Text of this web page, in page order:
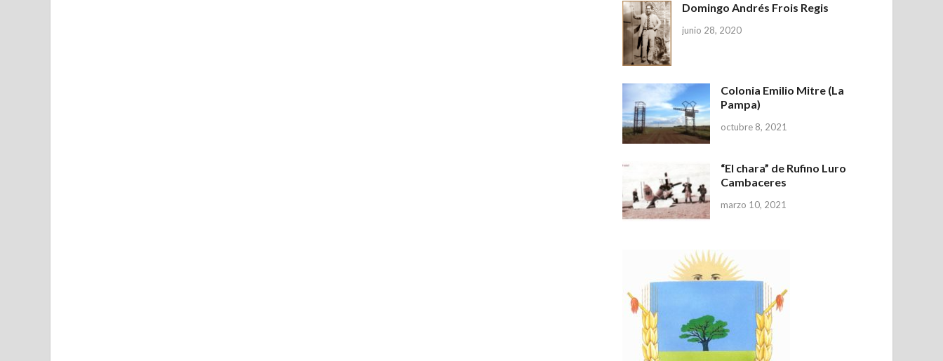
Domingo Andrés Frois Regis
junio 28, 2020
Colonia Emilio Mitre (La
Pampa)
octubre 8, 2021
“El chara” de Rufino Luro
Cambaceres
marzo 10, 2021